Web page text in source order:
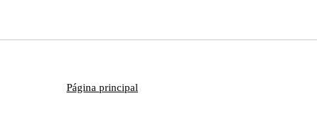
Página principal